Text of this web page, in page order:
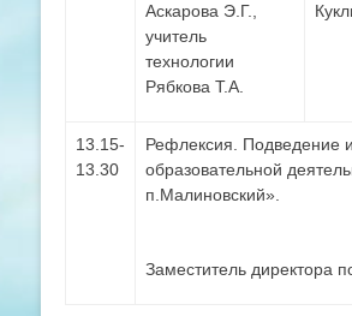
Аскарова Э.Г.,
учитель
технологии
Рябкова Т.А.
13.15-
13.30
Рефлексия. Подведение
образовательной
п.Малиновский».
Заместитель директора